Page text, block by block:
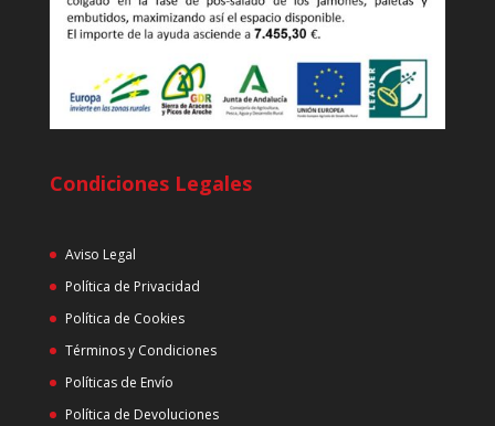
Condiciones Legales
Aviso Legal
Política de Privacidad
Política de Cookies
Términos y Condiciones
Políticas de Envío
Política de Devoluciones